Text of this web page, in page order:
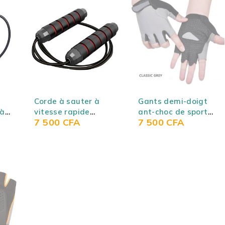
Corde à sauter à
vitesse rapide
conçue avec des
7 500 CFA
Gants demi-doigt
ant-choc de sport
(fitness,
7 500 CFA